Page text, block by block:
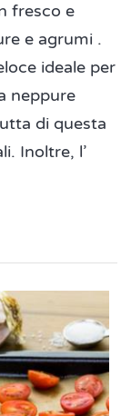
fresco e
e agrumi .
ideale per
neppure
di questa
Inoltre, l’